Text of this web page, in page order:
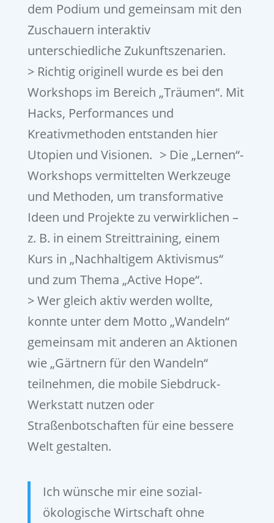
dem Podium und gemeinsam mit den
Zuschauern interaktiv
unterschiedliche Zukunftszenarien.
> Richtig originell wurde es bei den
Workshops im Bereich „Träumen“. Mit
Hacks, Performances und
Kreativmethoden entstanden hier
Utopien und Visionen. > Die „Lernen“-
Workshops vermittelten Werkzeuge
und Methoden, um transformative
Ideen und Projekte zu verwirklichen –
z. B. in einem Streittraining, einem
Kurs in „Nachhaltigem Aktivismus“
und zum Thema „Active Hope“.
> Wer gleich aktiv werden wollte,
konnte unter dem Motto „Wandeln“
gemeinsam mit anderen an Aktionen
wie „Gärtnern für den Wandeln“
teilnehmen, die mobile Siebdruck-
Werkstatt nutzen oder
Straßenbotschaften für eine bessere
Welt gestalten.
Ich wünsche mir eine sozial-
ökologische Wirtschaft ohne